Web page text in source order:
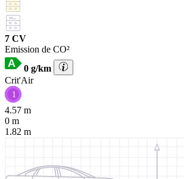
7 CV
Emission de CO²
0 g/km
Crit'Air
1
4.57 m
0 m
1.82 m